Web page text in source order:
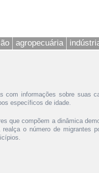
agropecuária
com informações sobre suas
específicos de idade.
que compõem a dinâmica
o número de migrantes